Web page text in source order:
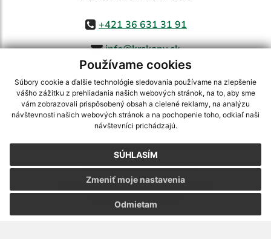
Používame cookies
Súbory cookie a ďalšie technológie sledovania používame na zlepšenie
vášho zážitku z prehliadania našich webových stránok, na to, aby sme
vám zobrazovali prispôsobený obsah a cielené reklamy, na analýzu
návštevnosti našich webových stránok a na pochopenie toho, odkiaľ naši
návštevníci prichádzajú.
SÚHLASÍM
Odmietam
Zmeniť moje nastavenia
+421 36 631 31 91
info@krskany.sk
využite možnosť získavania aktuálnych informácií s využitím RSS
CMS systém (redakčný) systém ECHELON 2,Mapa stránok,web portál
webex.digital, s.r.o.,domény,registrácia domény
Posledná aktualizácia:07.08.2026
Vytlačiť stránku|Vyhlásenie o prístupnosti